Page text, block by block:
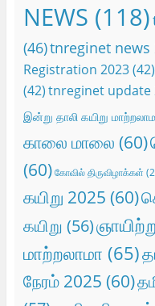
NEWS (118)
(46)tnreginet news
Registration 2023(42)
(42)tnreginet update
இன்று தாலி கயிறு
காலை மாலை (60)
(60) கோவில் திருவிழாக்கள்
கயிறு 2025 (60)
கயிறு (56)
மாற்றலாமா (65)
நேரம் 2025 (60)